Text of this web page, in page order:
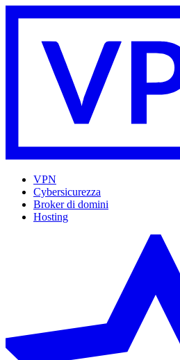
VPN
Cybersicurezza
Broker di domini
Hosting